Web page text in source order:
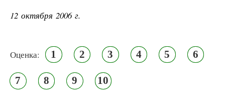
12 октября 2006 г.
Оценка: 1 2 3 4 5 6
7 8 9 10